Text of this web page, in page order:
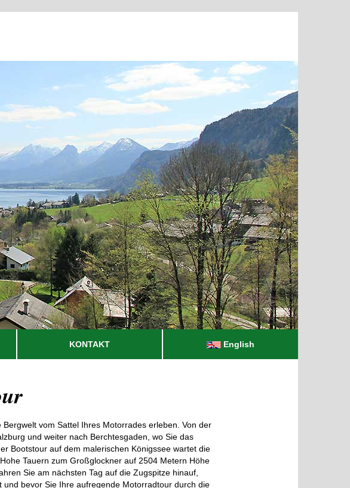
KONTAKT English
vom Sattel Ihres Motorrades erleben. Von der
und weiter nach Berchtesgaden, wo Sie das
Bootstour auf dem malerischen Königssee wartet die
Tauern zum Großglockner auf 2504 Metern Höhe
Sie am nächsten Tag auf die Zugspitze hinauf,
bevor Sie Ihre aufregende Motorradtour durch die